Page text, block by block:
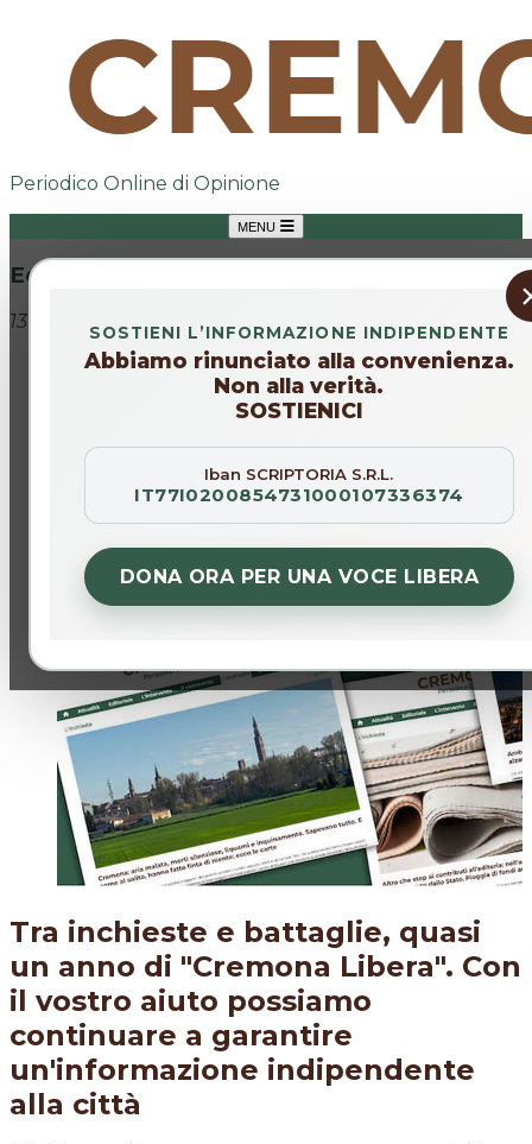
Periodico Online di Opinione
MENU
SOSTIENI L’INFORMAZIONE INDIPENDENTE
Abbiamo rinunciato alla convenienza.
Non alla verità.
SOSTIENICI
Iban SCRIPTORIA S.R.L.
IT77I0200854731000107336374
DONA ORA PER UNA VOCE LIBERA
Editoriale
13 mag 2026
Tra inchieste e battaglie, quasi
un anno di "Cremona Libera". Con
il vostro aiuto possiamo
continuare a garantire
un'informazione indipendente
alla città